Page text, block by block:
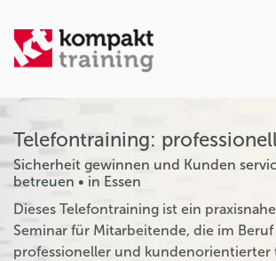
Telefontraining:
Sicherheit gewinnen und Kunden
betreuen • in Essen
Dieses Telefontraining ist ein
Seminar für Mitarbeitende, die im Beruf
professioneller und kundenorientierter